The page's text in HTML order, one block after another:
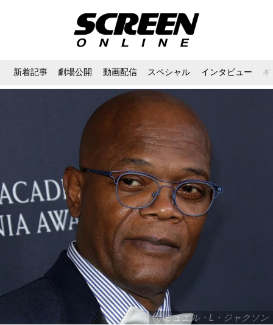
新着記事 劇場公開 動画配信 スペシャル インタビュー
サミュエル・L・ジャクソン